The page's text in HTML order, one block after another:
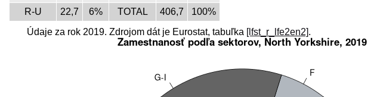
R-U
22,7 6% TOTAL 406,7
100%
Údaje za rok 2019. Zdrojom dát je Eurostat, tabuľka [lfst_r_lfe2en2].